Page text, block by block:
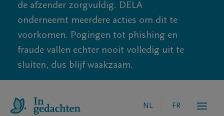
de afzender zorgvuldig. DELA
onderneemt meerdere acties om dit te
voorkomen. Pogingen tot phishing en
fraude vallen echter nooit volledig uit te
sluiten, dus blijf waakzaam.
NL FR